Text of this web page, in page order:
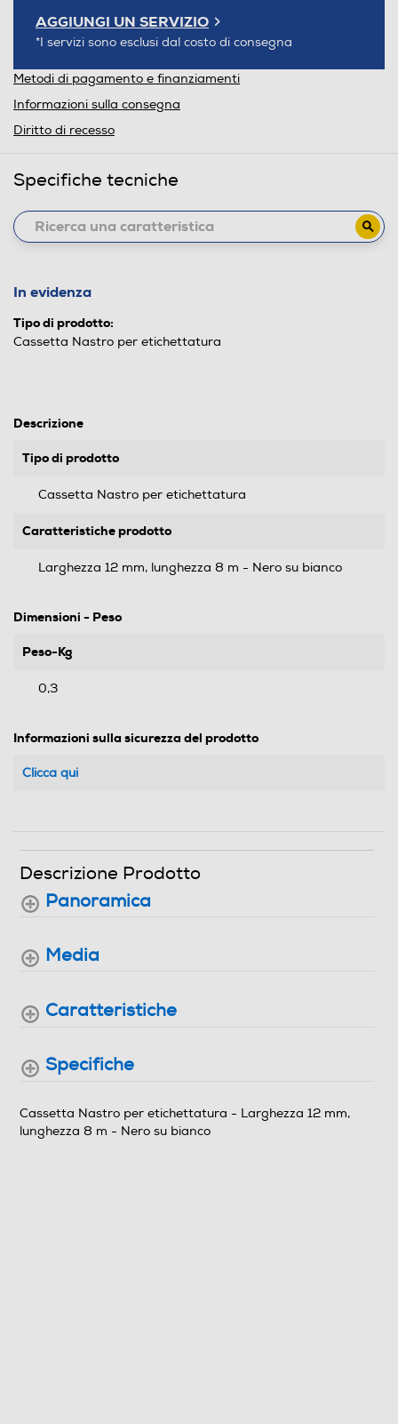
AGGIUNGI UN SERVIZIO
*I servizi sono esclusi dal costo di consegna
Metodi di pagamento e finanziamenti
Informazioni sulla consegna
Diritto di recesso
Specifiche tecniche
In evidenza
Tipo di prodotto:
Cassetta Nastro per etichettatura
Descrizione
Tipo di prodotto
Cassetta Nastro per etichettatura
Caratteristiche prodotto
Larghezza 12 mm, lunghezza 8 m - Nero su bianco
Dimensioni - Peso
Peso-Kg
0,3
Informazioni sulla sicurezza del prodotto
Clicca qui
Descrizione Prodotto
Panoramica
Media
Caratteristiche
Specifiche
Cassetta Nastro per etichettatura - Larghezza 12 mm,
lunghezza 8 m - Nero su bianco